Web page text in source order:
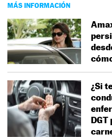
MÁS INFORMACIÓN
¿Si